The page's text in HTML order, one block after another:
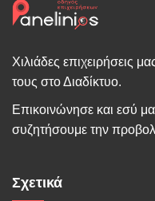
Χιλιάδες επιχειρήσεις
τους στο Διαδίκτυο.
Επικοινώνησε και εσύ
συζητήσουμε την
Σχετικά